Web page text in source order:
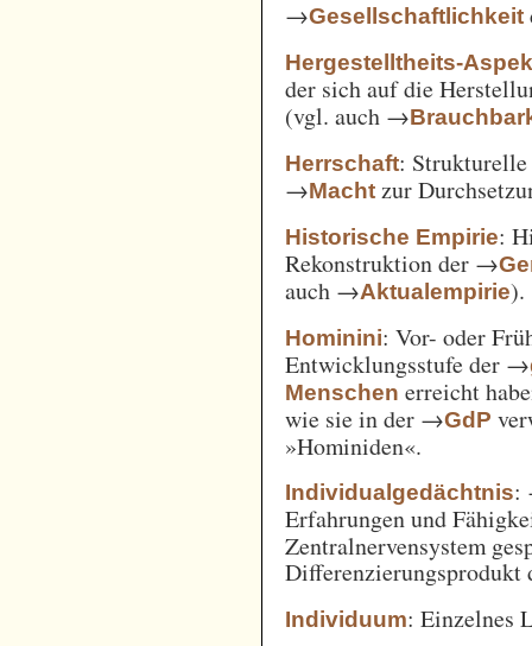
→Gesellschaftlichkeit
Hergestelltheits-
der sich auf die
(vgl. auch →
Herrschaft: Strukturelle
→Macht zur
Historische Empirie:
Rekonstruktion der →
auch →Aktualempirie).
Hominini: Vor- oder
Entwicklungsstufe der →
Menschen erreicht
wie sie in der →GdP
»Hominiden«.
Individualgedächtnis:
Erfahrungen und
Zentralnervensystem
Individuum: Einzelnes